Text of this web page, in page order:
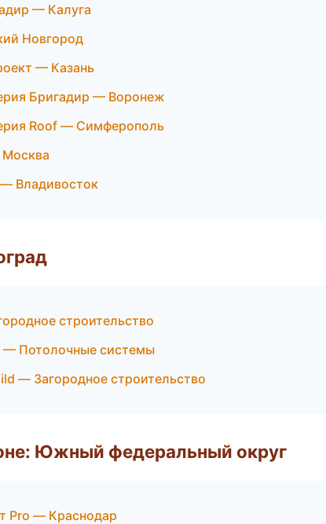
— Калуга
Новгород
— Казань
Бригадир — Воронеж
Roof — Симферополь
Владивосток
строительство
Потолочные системы
— Загородное строительство
Южный федеральный округ
Pro — Краснодар